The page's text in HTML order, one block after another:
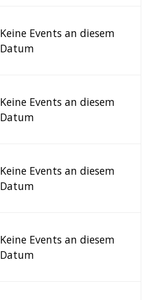
Keine Events an diesem
Datum
Keine Events an diesem
Datum
Keine Events an diesem
Datum
Keine Events an diesem
Datum